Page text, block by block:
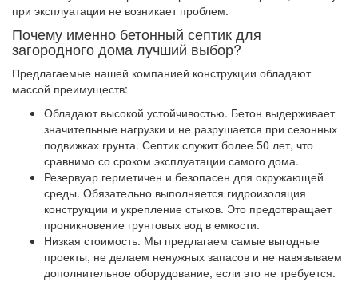
при эксплуатации не возникает проблем.
Почему именно бетонный септик для
загородного дома лучший выбор?
Предлагаемые нашей компанией конструкции обладают
массой преимуществ:
Обладают высокой устойчивостью. Бетон выдерживает
значительные нагрузки и не разрушается при сезонных
подвижках грунта. Септик служит более 50 лет, что
сравнимо со сроком эксплуатации самого дома.
Резервуар герметичен и безопасен для окружающей
среды. Обязательно выполняется гидроизоляция
конструкции и укрепление стыков. Это предотвращает
проникновение грунтовых вод в емкости.
Низкая стоимость. Мы предлагаем самые выгодные
проекты, не делаем ненужных запасов и не навязываем
дополнительное оборудование, если это не требуется.